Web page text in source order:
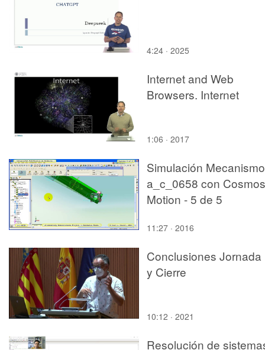
4:24 · 2025
Internet and Web
Browsers. Internet
1:06 · 2017
Simulación Mecanismo
a_c_0658 con Cosmos
Motion - 5 de 5
11:27 · 2016
Conclusiones Jornada
y Cierre
10:12 · 2021
Resolución de